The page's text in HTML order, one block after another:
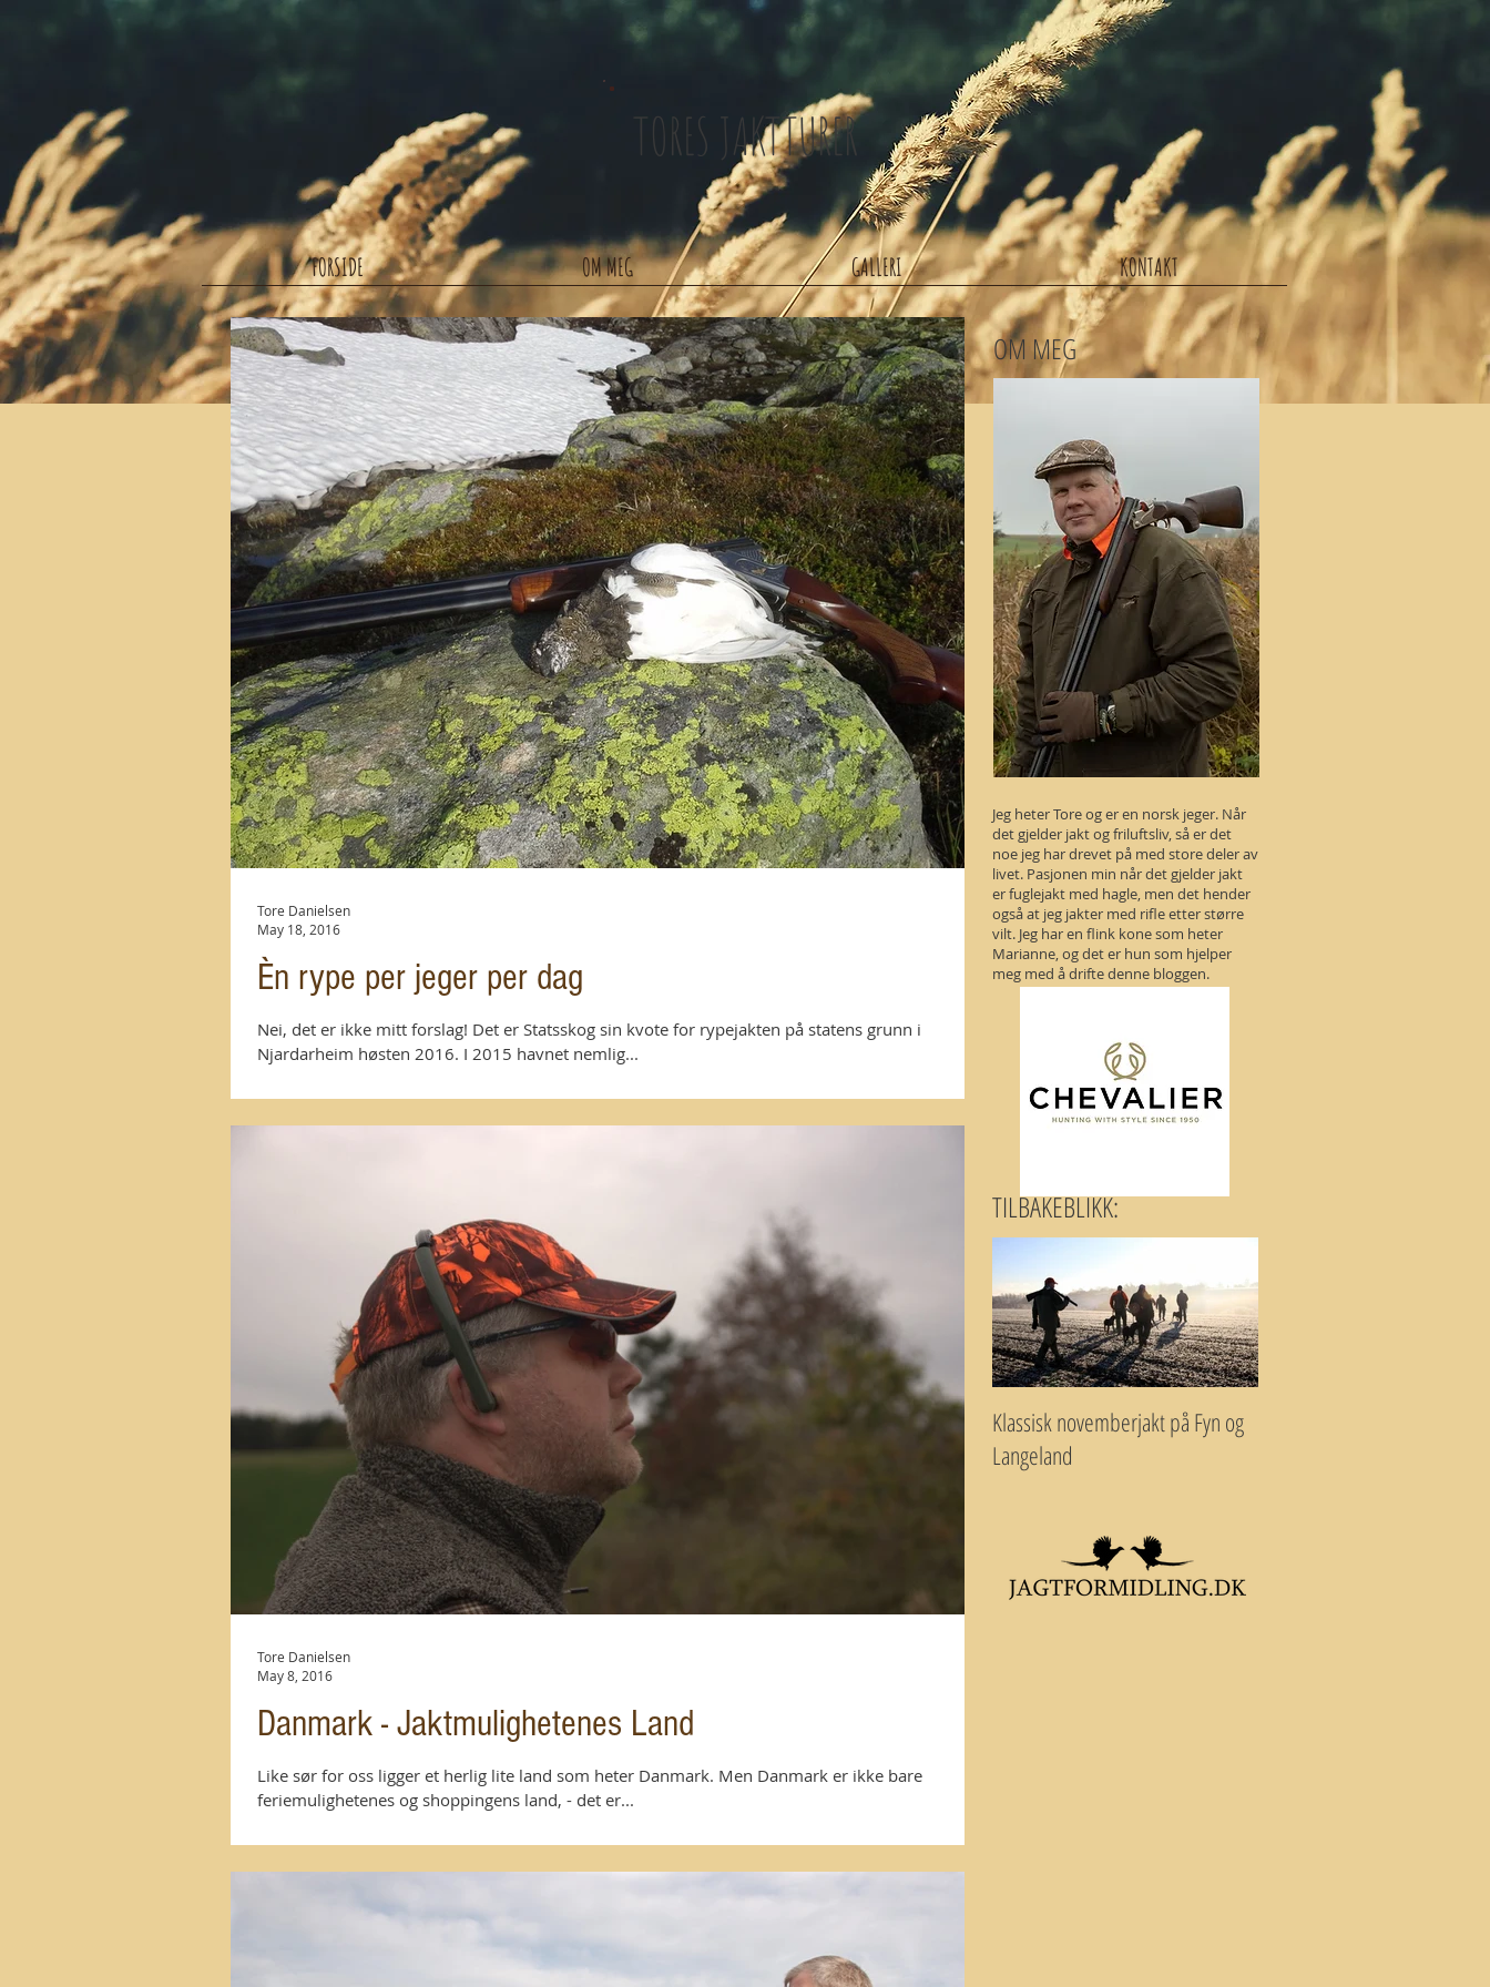
TORES JAKTTURER
FORSIDE OM MEG GALLERI KONTAKT
Èn rype per jeger per dag
Nei, det er ikke mitt forslag! Det er Statsskog sin kvote for rypejakten på statens grunn i
Njardarheim høsten 2016. I 2015 havnet nemlig...
Tore Danielsen
May 18, 2016
Danmark - Jaktmulighetenes Land
Like sør for oss ligger et herlig lite land som heter Danmark. Men Danmark er ikke bare
feriemulighetenes og shoppingens land, - det er...
Tore Danielsen
May 8, 2016
OM MEG
Jeg heter Tore og er en norsk jeger. Når
det gjelder jakt og friluftsliv, så er det
noe jeg har drevet på med store deler av
livet. Pasjonen min når det gjelder jakt
er fuglejakt med hagle, men det hender
også at jeg jakter med rifle etter større
vilt. Jeg har en flink kone som heter
Marianne, og det er hun som hjelper
meg med å drifte denne bloggen.
TILBAKEBLIKK:
Klassisk novemberjakt på Fyn og
Langeland